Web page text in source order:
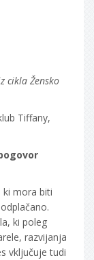
cikla Žensko
Tiffany,
mora biti
ki poleg
razvijanja
vključuje tudi